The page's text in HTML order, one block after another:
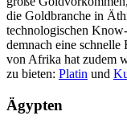
die Goldbranche in
technologischen
demnach eine
von Afrika hat zudem
zu bieten: Platin und
Ägypten